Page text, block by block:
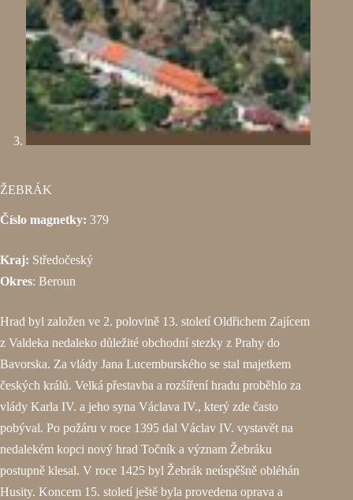
ŽEBRÁK
Číslo magnetky: 379
Kraj: Středočeský
Okres: Beroun
Hrad byl založen ve 2. polovině 13. století Oldřichem Zajícem
z Valdeka nedaleko důležité obchodní stezky z Prahy do
Bavorska. Za vlády Jana Lucemburského se stal majetkem
českých králů. Velká přestavba a rozšíření hradu proběhlo za
vlády Karla IV. a jeho syna Václava IV., který zde často
pobýval. Po požáru v roce 1395 dal Václav IV. vystavět na
nedalekém kopci nový hrad Točník a význam Žebráku
postupně klesal. V roce 1425 byl Žebrák neúspěšně obléhán
Husity. Koncem 15. století ještě byla provedena oprava a